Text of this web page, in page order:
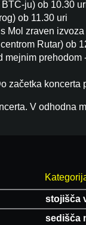
ju) ob 10.30
ob 11.30 uri
Mol zraven
Rutar) ob
mejnim
začetka koncerta
V odhodna
stojišča
sedišča